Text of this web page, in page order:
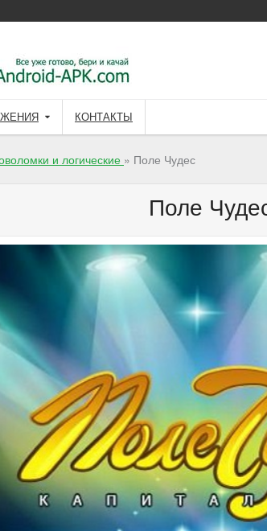
КОНТАКТЫ
и логические » Поле Чудес
Поле